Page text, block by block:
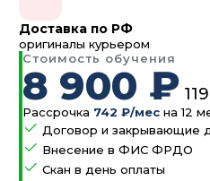
Доставка по РФ
оригиналы курьером
Стоимость обучения
8 900 ₽
Рассрочка 742 ₽/мес на 12
Договор и закрывающие
Внесение в ФИС ФРДО
Скан в день оплаты